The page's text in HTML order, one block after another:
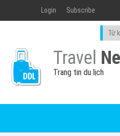
Login Subscribe
Travel
Trang tin du lịch